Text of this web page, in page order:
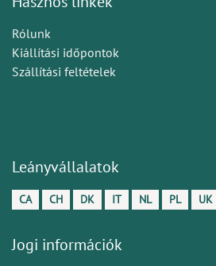
Rólunk
Kiállítási időpontok
Szállítási feltételek
Leányvállalatok
CA CH DK IT NL PL UK
Jogi információk